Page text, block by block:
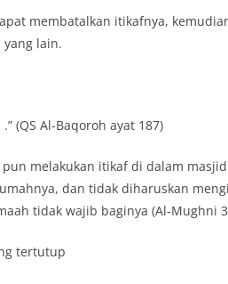
membatalkan itikafnya,
lain.
(QS Al-Baqoroh ayat 187)
melakukan itikaf di dalam
dan tidak diharuskan
tidak wajib baginya (Al-Mughni
tertutup